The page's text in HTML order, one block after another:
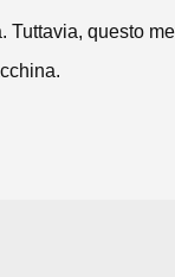
Tuttavia, questo